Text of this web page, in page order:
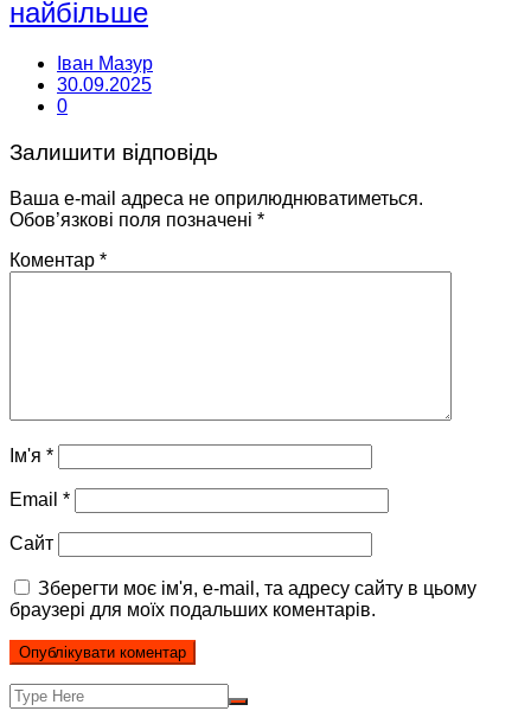
найбільше
Іван Мазур
30.09.2025
0
Залишити відповідь
Ваша e-mail адреса не оприлюднюватиметься.
Обов’язкові поля позначені *
Коментар *
Ім'я *
Email *
Сайт
Зберегти моє ім'я, e-mail, та адресу сайту в цьому
браузері для моїх подальших коментарів.